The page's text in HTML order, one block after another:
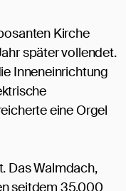
Kirche
später vollendet.
Inneneinrichtung
eine Orgel
Das Walmdach,
seitdem 35.000